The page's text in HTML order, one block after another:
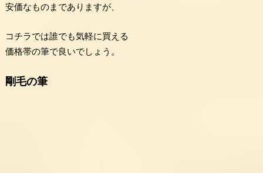
安価なものまでありますが、
コチラでは誰でも気軽に買える
価格帯の筆で良いでしょう。
剛毛の筆